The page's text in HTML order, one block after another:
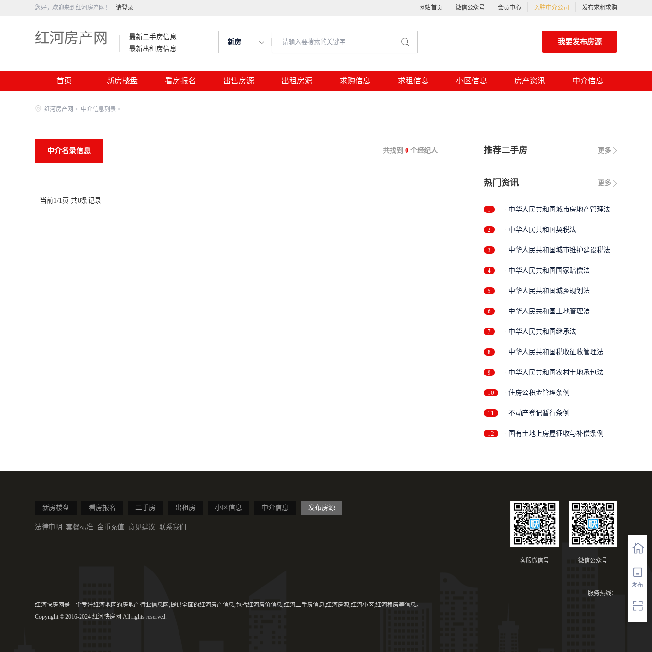
您好，欢迎来到红河房产网！ 请登录 网站首页 微信公众号 会员中心 入驻中介公司 发布求租求购
红河房产网
最新二手房信息
最新出租房信息
新房 我要发布房源
首页 新房楼盘 看房报名 出售房源 出租房源 求购信息 求租信息 小区信息 房产资讯 中介信息
发布
红河房产网 > 中介信息列表 >
中介名录信息 共找到 0 个经纪人
当前1/1页 共0条记录
更多
推荐二手房
更多
热门资讯
1 · 中华人民共和国城市房地产管理法
2 · 中华人民共和国契税法
3 · 中华人民共和国城市维护建设税法
4 · 中华人民共和国国家赔偿法
5 · 中华人民共和国城乡规划法
6 · 中华人民共和国土地管理法
7 · 中华人民共和国继承法
8 · 中华人民共和国税收征收管理法
9 · 中华人民共和国农村土地承包法
10 · 住房公积金管理条例
11 · 不动产登记暂行条例
12 · 国有土地上房屋征收与补偿条例
新房楼盘 看房报名 二手房 出租房 小区信息 中介信息 发布房源
法律申明 套餐标准 金币充值 意见建议 联系我们
微信公众号
客服微信号
服务热线：
红河快房网是一个专注红河地区的房地产行业信息网,提供全面的红河房产信息,包括红河房价信息,红河二手房信息,红河房源,红河小区,红河租房等信息。
Copyright © 2016-2024 红河快房网 All rights reserved.